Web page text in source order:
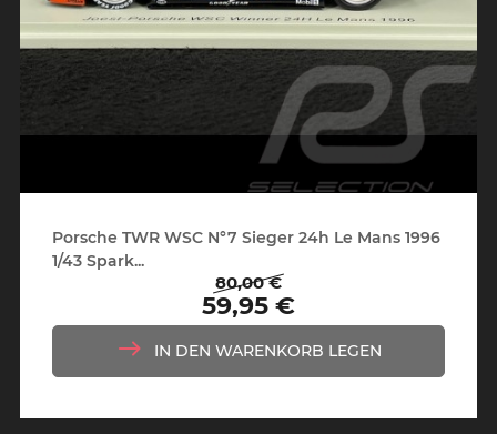
Porsche TWR WSC N°7 Sieger 24h Le Mans 1996
1/43 Spark...
Regulärer
Preis
80,00 €
Preis
59,95 €
IN DEN WARENKORB LEGEN